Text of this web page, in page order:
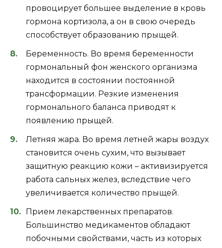
провоцирует большее выделение в кровь
гормона кортизола, а он в свою очередь
способствует образованию прыщей.
Беременность. Во время беременности
гормональный фон женского организма
находится в состоянии постоянной
трансформации. Резкие изменения
гормонального баланса приводят к
появлению прыщей.
Летняя жара. Во время летней жары воздух
становится очень сухим, что вызывает
защитную реакцию кожи – активизируется
работа сальных желез, вследствие чего
увеличивается количество прыщей.
Прием лекарственных препаратов.
Большинство медикаментов обладают
побочными свойствами, часть из которых